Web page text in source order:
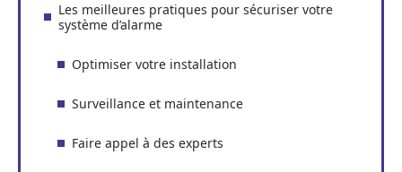
Les meilleures pratiques pour sécuriser votre
système d’alarme
Optimiser votre installation
Surveillance et maintenance
Faire appel à des experts